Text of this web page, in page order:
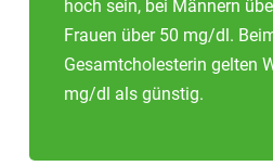
hoch sein, bei Männern
Frauen über 50 mg/dl.
Gesamtcholesterin gelten
mg/dl als günstig.